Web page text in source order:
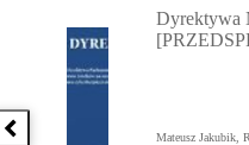
Poprzednia książka
Dyrektywa
Mateusz Jakubik,